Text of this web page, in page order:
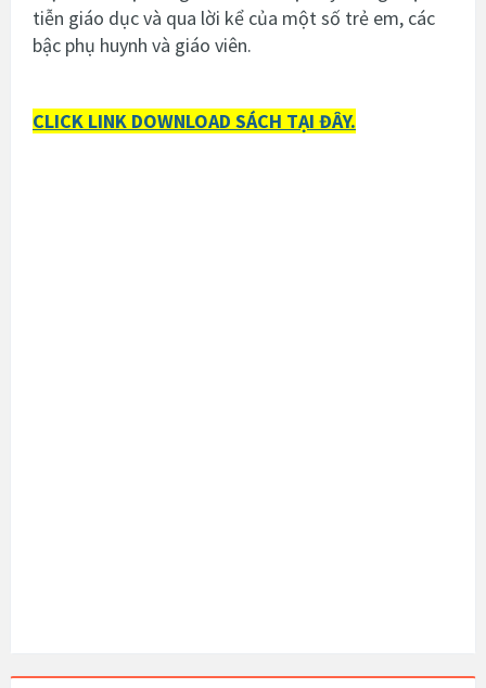
tiễn giáo dục và qua lời kể của một số trẻ em, các
bậc phụ huynh và giáo viên.
CLICK LINK DOWNLOAD SÁCH TẠI ĐÂY.